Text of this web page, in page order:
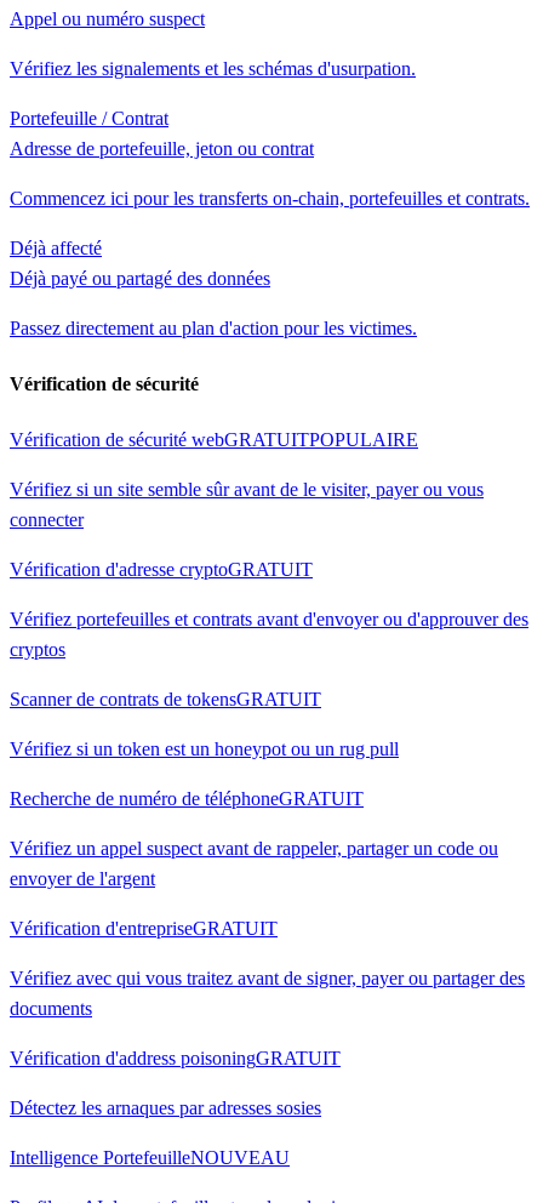
Appel ou numéro suspect
Vérifiez les signalements et les schémas d'usurpation.
Portefeuille / Contrat
Adresse de portefeuille, jeton ou contrat
Commencez ici pour les transferts on-chain, portefeuilles et contrats.
Déjà affecté
Déjà payé ou partagé des données
Passez directement au plan d'action pour les victimes.
Vérification de sécurité
Vérification de sécurité webGRATUITPOPULAIRE
Vérifiez si un site semble sûr avant de le visiter, payer ou vous
connecter
Vérification d'adresse cryptoGRATUIT
Vérifiez portefeuilles et contrats avant d'envoyer ou d'approuver des
cryptos
Scanner de contrats de tokensGRATUIT
Vérifiez si un token est un honeypot ou un rug pull
Recherche de numéro de téléphoneGRATUIT
Vérifiez un appel suspect avant de rappeler, partager un code ou
envoyer de l'argent
Vérification d'entrepriseGRATUIT
Vérifiez avec qui vous traitez avant de signer, payer ou partager des
documents
Vérification d'address poisoningGRATUIT
Détectez les arnaques par adresses sosies
Intelligence PortefeuilleNOUVEAU